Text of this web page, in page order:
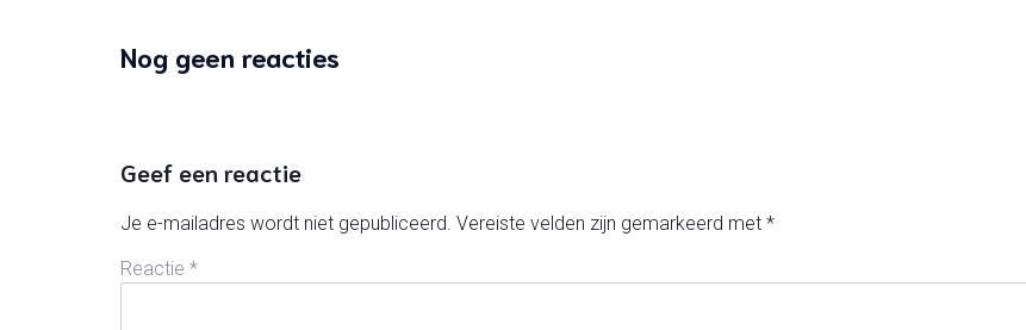
Nog geen reacties
Geef een reactie
Je e-mailadres wordt niet gepubliceerd. Vereiste velden zijn gemarkeerd met *
Reactie *